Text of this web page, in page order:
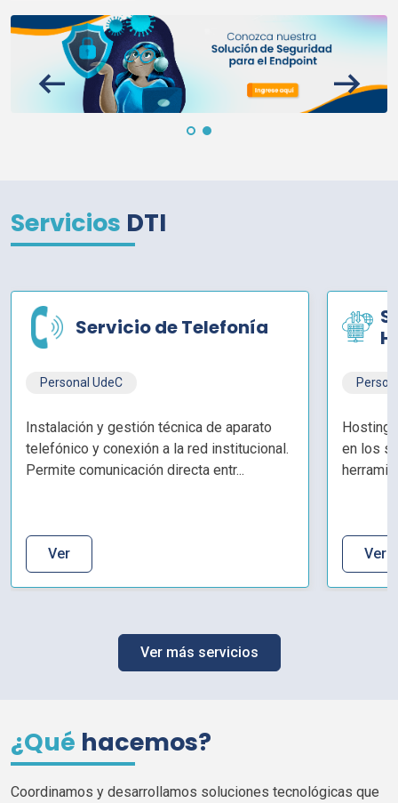
Servicios DTI
Servicio de Telefonía
Personal UdeC
Instalación y gestión técnica de aparato
telefónico y conexión a la red institucional.
Permite comunicación directa entr...
Ver
Hosting
en los
Ver
Ver más servicios
¿Qué hacemos?
Coordinamos y desarrollamos soluciones tecnológicas que